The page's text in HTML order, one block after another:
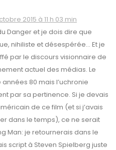
2015 à 11 h 03 min
Danger et je dois dire que
nihiliste et désespérée… Et je
par le discours visionnaire de
actuel des médias. Le
80 mais l’uchronie
par sa pertinence. Si je devais
de ce film (et si j’avais
dans le temps), ce ne serait
Man: je retournerais dans le
script à Steven Spielberg juste